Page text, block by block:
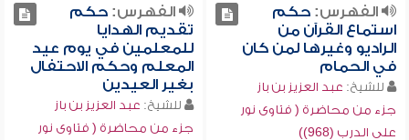
الفهرس:حكم
استماع القرآن من
الراديو وغيرها لمن كان
في الحمام
للشيخ: عبد العزيز بن باز
جزء من محاضرة ( فتاوى نور
على الدرب (968))
الفهرس:حكم
تقديم الهدايا
للمعلمين في يوم عيد
المعلم وحكم الاحتفال
بغير العيدين
للشيخ: عبد العزيز بن باز
جزء من محاضرة ( فتاوى نور